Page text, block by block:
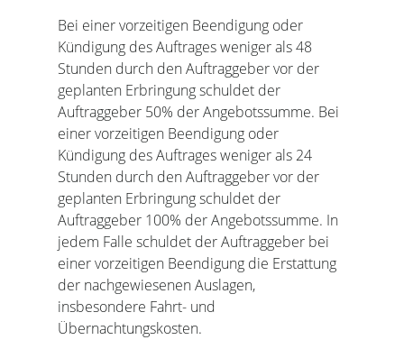
Bei einer vorzeitigen Beendigung oder
Kündigung des Auftrages weniger als 48
Stunden durch den Auftraggeber vor der
geplanten Erbringung schuldet der
Auftraggeber 50% der Angebotssumme. Bei
einer vorzeitigen Beendigung oder
Kündigung des Auftrages weniger als 24
Stunden durch den Auftraggeber vor der
geplanten Erbringung schuldet der
Auftraggeber 100% der Angebotssumme. In
jedem Falle schuldet der Auftraggeber bei
einer vorzeitigen Beendigung die Erstattung
der nachgewiesenen Auslagen,
insbesondere Fahrt- und
Übernachtungskosten.